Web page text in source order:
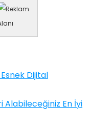
Dijital
En İyi